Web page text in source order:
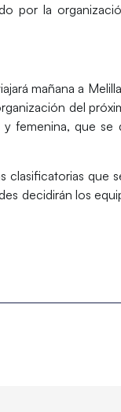
por la
mañana a
del
y femenina, que
que
decidirán los